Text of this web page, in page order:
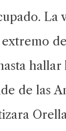
La
de
hallar
de las